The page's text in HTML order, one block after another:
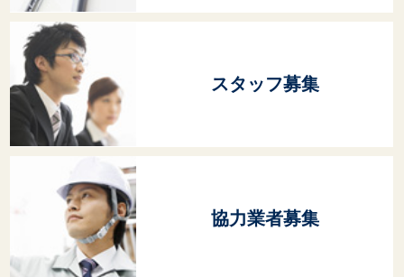
スタッフ募集
協力業者募集